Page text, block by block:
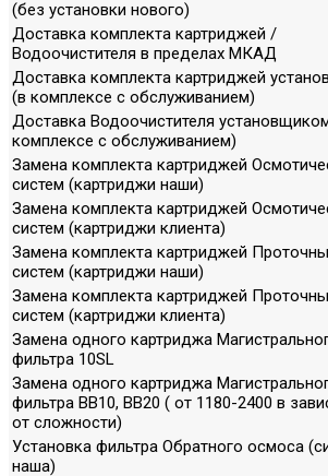
(без установки нового)
Доставка комплекта картриджей /
Водоочистителя в пределах МКАД
Доставка комплекта картриджей
(в комплексе с обслуживанием)
Доставка Водоочистителя
комплексе с обслуживанием)
Замена комплекта картриджей
систем (картриджи наши)
Замена комплекта картриджей
систем (картриджи клиента)
Замена комплекта картриджей
систем (картриджи наши)
Замена комплекта картриджей
систем (картриджи клиента)
Замена одного картриджа
фильтра 10SL
Замена одного картриджа
фильтра ВВ10, ВВ20 ( от 1180-2400 в
от сложности)
Установка фильтра Обратного осмоса
наша)